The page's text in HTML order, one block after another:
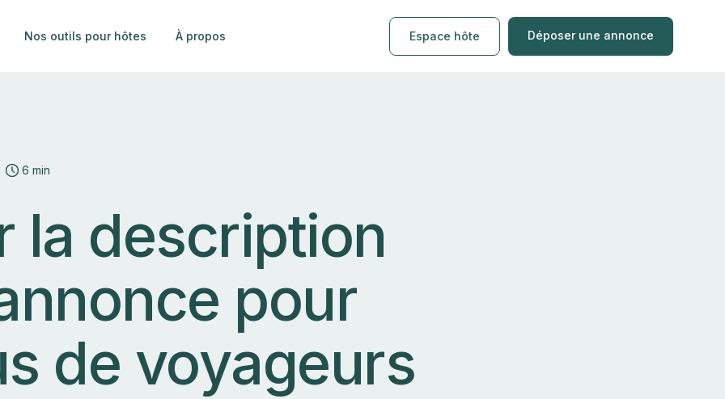
Nos outils pour hôtes À propos Espace hôte Déposer une annonce
6 min
la description
pour
de voyageurs